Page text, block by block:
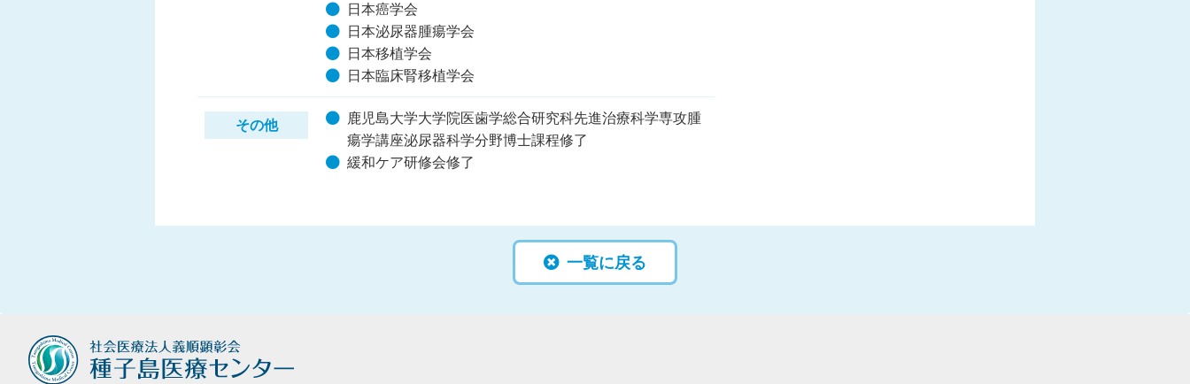
日本癌学会
日本泌尿器腫瘍学会
日本移植学会
日本臨床腎移植学会
その他
鹿児島大学大学院医歯学総合研究科先進治療科学専攻腫
瘍学講座泌尿器科学分野博士課程修了
緩和ケア研修会修了
一覧に戻る